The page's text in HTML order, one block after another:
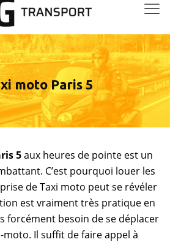
moto Paris 5
5aux heures de pointe est un
C’est pourquoi louer les
de Taxi moto peut se révéler
est vraiment très pratique en
forcément besoin de se déplacer
Il suffit de faire appel à